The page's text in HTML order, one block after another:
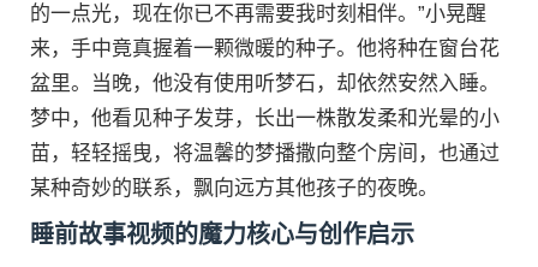
的一点光，现在你已不再需要我时刻相伴。”小晃醒
来，手中竟真握着一颗微暖的种子。他将种在窗台花
盆里。当晚，他没有使用听梦石，却依然安然入睡。
梦中，他看见种子发芽，长出一株散发柔和光晕的小
苗，轻轻摇曳，将温馨的梦播撒向整个房间，也通过
某种奇妙的联系，飘向远方其他孩子的夜晚。
睡前故事视频的魔力核心与创作启示